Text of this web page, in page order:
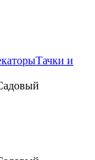
Тачки и